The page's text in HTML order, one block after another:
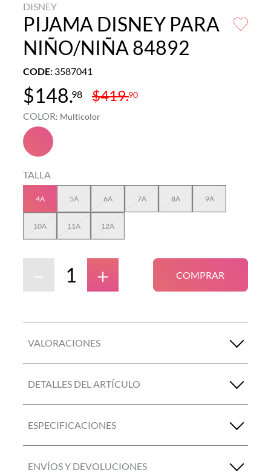
DISNEY
PIJAMA DISNEY PARA
NIÑO/NIÑA 84892
CODE: 3587041
$148.98 $419.90
COLOR: Multicolor
TALLA
4A 5A 6A 7A 8A 9A
10A 11A 12A
＋
－ COMPRAR
VALORACIONES
DETALLES DEL ARTÍCULO
ESPECIFICACIONES
ENVÍOS Y DEVOLUCIONES